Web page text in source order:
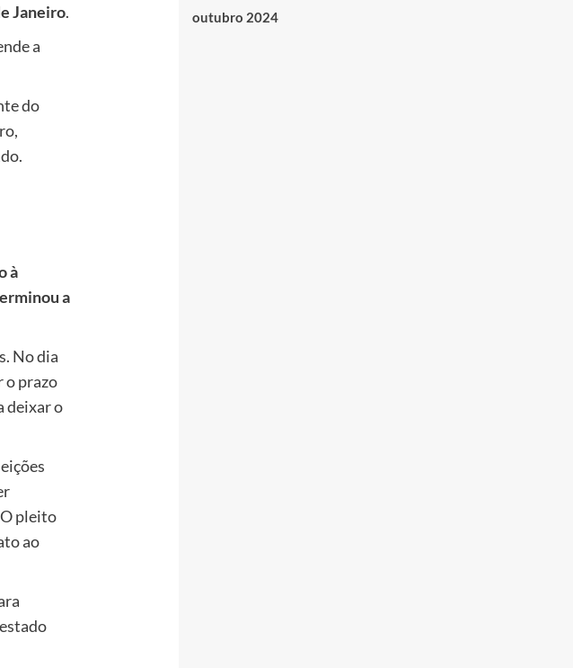
Janeiro.
a
do
à
a
No dia
o prazo
deixar o
pleito
ao
outubro 2024